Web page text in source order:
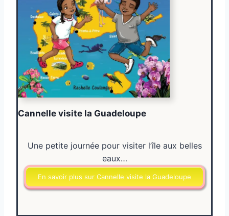
Cannelle visite la Guadeloupe
Une petite journée pour visiter l’île aux belles
eaux…
En savoir plus sur Cannelle visite la Guadeloupe